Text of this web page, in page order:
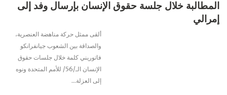
المطالبة خلال جلسة حقوق الإنسان بإرسال وفد إلى
إمرالي
ألقى ممثل حركة مناهضة العنصرية،
والصداقة بين الشعوب جيانفرانكو
فاتوريني كلمة خلال جلسات حقوق
الإنسان الـ/56/ للأمم المتحدة ونوه
إلى العزلة…